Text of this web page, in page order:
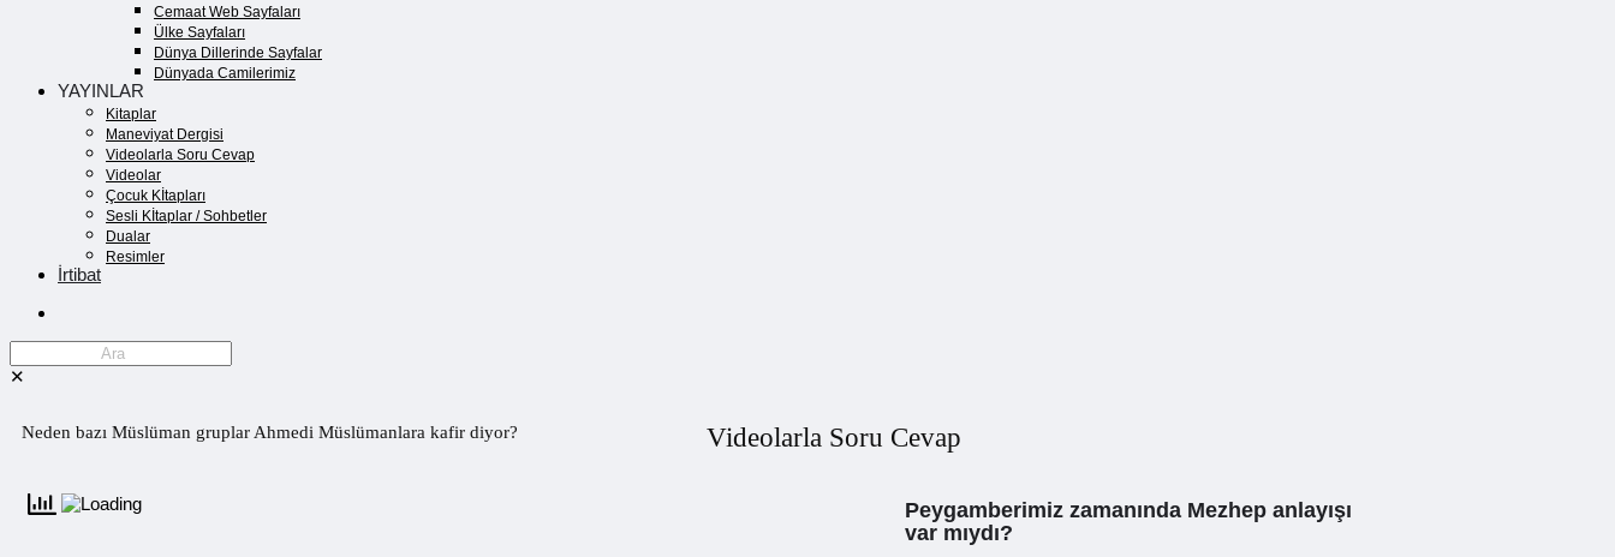
Cemaat Web Sayfaları
Ülke Sayfaları
Dünya Dillerinde Sayfalar
Dünyada Camilerimiz
YAYINLAR
Kitaplar
Maneviyat Dergisi
Videolarla Soru Cevap
Videolar
Çocuk Kİtapları
Sesli Kİtaplar / Sohbetler
Dualar
Resimler
İrtibat
✕
Neden bazı Müslüman gruplar Ahmedi Müslümanlara kafir diyor? Videolarla Soru Cevap
Peygamberimiz zamanında Mezhep anlayışı
var mıydı?